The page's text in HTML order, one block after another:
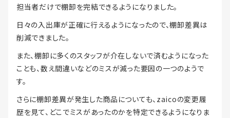
担当者だけで棚卸を完結できるようになりました。
日々の入出庫が正確に行えるようになったので、棚卸差異は
削減できました。
また、棚卸に多くのスタッフが介在しないで済むようになった
ことも、数え間違いなどのミスが減った要因の一つのようで
す。
さらに棚卸差異が発生した商品についても、zaicoの変更履
歴を見て、どこでミスがあったのかを特定できるようになりま